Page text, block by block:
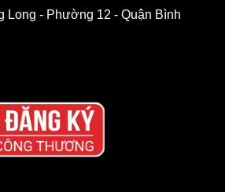
Long - Phường 12 - Quận Bình